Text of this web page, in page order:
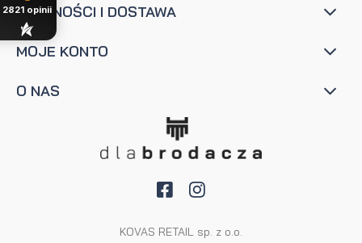
PŁATNOŚCI I DOSTAWA
MOJE KONTO
O NAS
KOVAS RETAIL sp. z o.o.
2821 opinii